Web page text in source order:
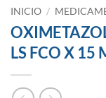
INICIO /
LS FCO X 15